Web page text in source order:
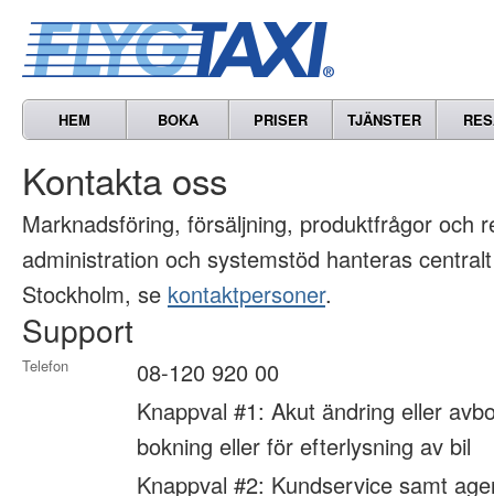
HEM BOKA PRISER TJÄNSTER
Kontakta oss
Marknads­föring, försäljning, produkt­frågor och
administration och systemstöd hanteras
Stockholm, se kontaktpersoner.
Support
Telefon
08-120 920 00
Knappval #1: Akut ändring eller
bokning eller för efterlysning av bil
Knappval #2: Kundservice samt